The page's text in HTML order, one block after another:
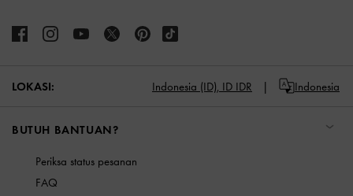
LOKASI: Indonesia (ID), ID IDR Indonesia
BUTUH BANTUAN?
Periksa status pesanan
FAQ